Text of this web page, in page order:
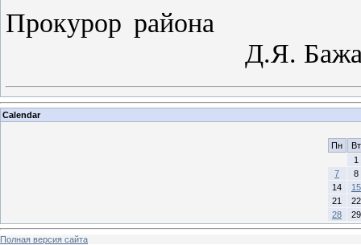
Д.Я.
Calendar
Пн
Вт
1
7
8
14
15
21
22
28
29
Полная версия сайта